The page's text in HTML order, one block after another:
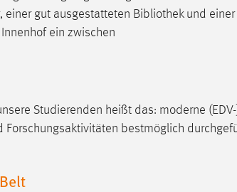
einer gut ausgestatteten Bibliothekund einer
ein zwischen
Studierenden heißt das: moderne
Forschungsaktivitäten bestmöglich
= 3
= 1 Jahr
um sich an